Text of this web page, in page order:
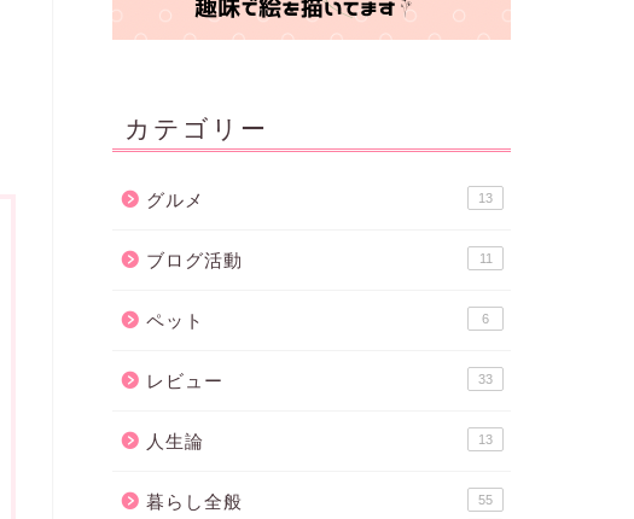
カテゴリー
グルメ 13
ブログ活動 11
ペット 6
レビュー 33
人生論 13
暮らし全般 55